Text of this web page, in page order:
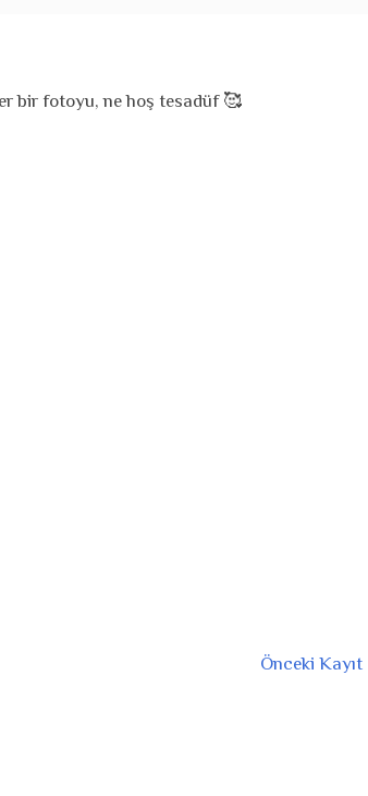
bir fotoyu, ne hoş tesadüf 🥰
Önceki Kayıt